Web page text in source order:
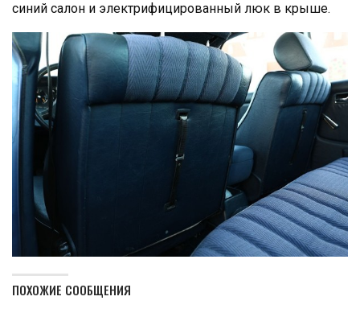
синий салон и электрифицированный люк в крыше.
ПОХОЖИЕ СООБЩЕНИЯ